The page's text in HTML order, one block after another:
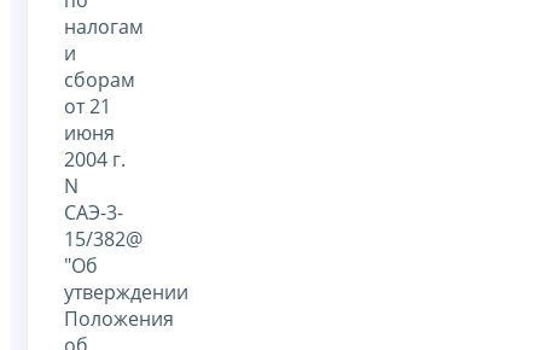
налогам
и
сборам
от 21
июня
2004 г.
N
САЭ-3-
15/382@
"Об
утверждении
Положения
об